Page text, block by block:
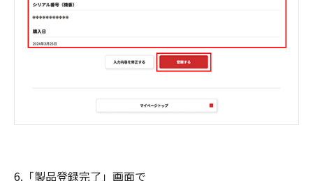
6.「製品登録完了」画面で